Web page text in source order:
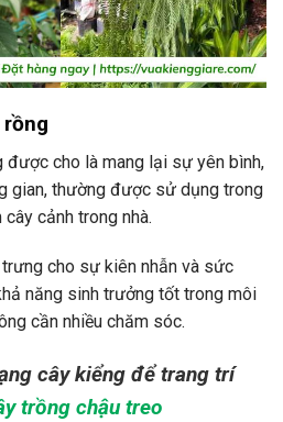
được cho là mang lại sự yên bình,
gian, thường được sử dụng trong
cảnh trong nhà.
cho sự kiên nhẫn và sức
năng sinh trưởng tốt trong môi
cần nhiều chăm sóc.
cây kiểng để trang trí
trồng chậu treo